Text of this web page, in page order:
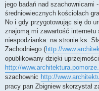
jego badań nad szachownicami
średniowiecznych kościołach
No i gdy przygotowując się do
znajomą mi zawartość internetu
niespodzianka: na stronie ks.
Zachodniego (http://
opublikowany dzięki
http://
szachownic http://
pracy pan Zbigniew skorzystał